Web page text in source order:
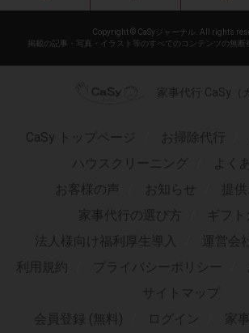
Copyright © CaSyジャーナル. All rights
掲載の記事・写真・イラスト等のすべてのコンテンツの無断
家事代行 CaSy（
CaSy トップページ お掃除代行
ハウスクリーニング
よく
お客様の声
お知らせ
提
家事代行の選び方
ギフト
法人様向け福利厚生導入
運営会
利用規約
プライバシーポリシー
サイトマップ
会員登録 (無料)
ログイン 家